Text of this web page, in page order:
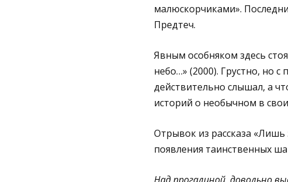
малюскорчиками».
Предтеч.
Явным особняком здесь
небо…» (2000). Грустно, но
действительно слышал, а
историй о необычном в
Отрывок из рассказа «Лишь
появления таинственных